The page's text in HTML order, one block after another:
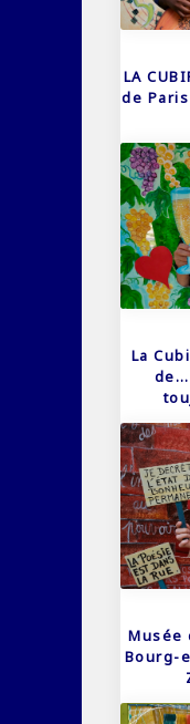
LA
de
La
de…
Musée
Bourg-